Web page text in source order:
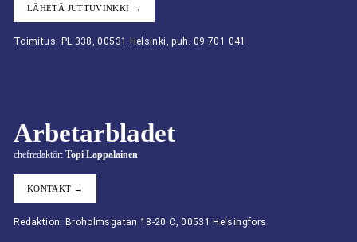
LÄHETÄ JUTTUVINKKI →
Toimitus: PL 338, 00531 Helsinki, puh. 09 701 041
Arbetarbladet
chefredaktör: Topi Lappalainen
KONTAKT →
Redaktion: Broholmsgatan 18-20 C, 00531 Helsingfors